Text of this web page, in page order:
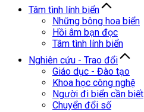
Tâm tình lính biển
Những bông hoa biển
Hồi âm bạn đọc
Tâm tình lính biển
Nghiên cứu - Trao đổi
Giáo dục - Đào tạo
Khoa học công nghệ
Người đi biển cần biết
Chuyển đổi số